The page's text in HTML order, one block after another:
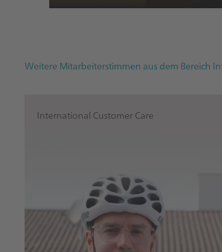
Weitere Mitarbeiterstimmen aus dem Bereich
International Customer Care